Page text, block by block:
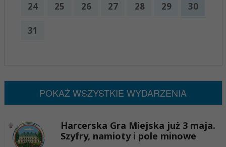
24 25 26 27 28 29 30
31
POKAŻ WSZYSTKIE WYDARZENIA
Harcerska Gra Miejska już 3 maja.
Szyfry, namioty i pole minowe